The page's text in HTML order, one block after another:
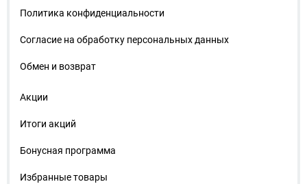
Политика конфиденциальности
Согласие на обработку персональных данных
Обмен и возврат
Акции
Итоги акций
Бонусная программа
Избранные товары